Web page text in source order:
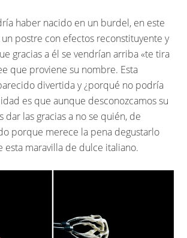
haber nacido en un burdel, en este
postre con efectos reconstituyente y
gracias a él se vendrían arriba «te tira
que proviene su nombre. Esta
divertida y ¿porqué no podría
es que aunque desconozcamos su
dar las gracias a no se quién, de
porque merece la pena degustarlo
esta maravilla de dulce italiano.